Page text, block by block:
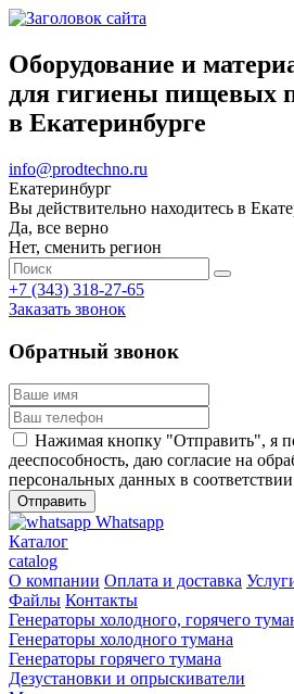
Оборудование и
для гигиены пищевых
в Екатеринбурге
info@prodtechno.ru
Екатеринбург
Вы действительно находитесь в
Да, все верно
Нет, сменить регион
+7 (343) 318-27-65
Заказать звонок
Обратный звонок
Нажимая кнопку "Отправить", я
дееспособность, даю согласие на
персональных данных в
Whatsapp
Каталог
catalog
О компании Оплата и доставка
Файлы Контакты
Генераторы холодного, горячего
Генераторы холодного тумана
Генераторы горячего тумана
Дезустановки и опрыскиватели